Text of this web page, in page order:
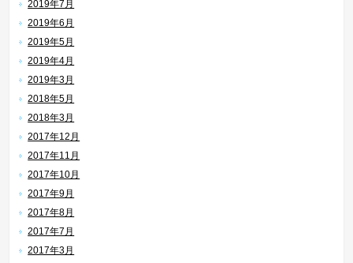
2019年7月
2019年6月
2019年5月
2019年4月
2019年3月
2018年5月
2018年3月
2017年12月
2017年11月
2017年10月
2017年9月
2017年8月
2017年7月
2017年3月